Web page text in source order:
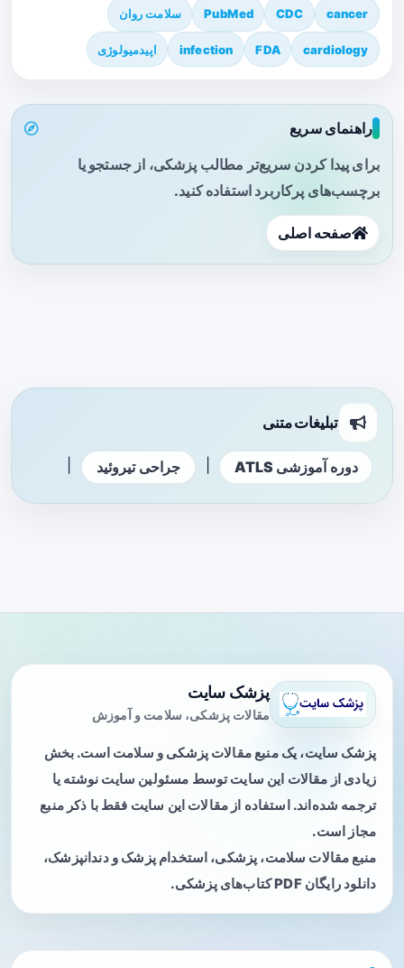
cancer
CDC
PubMed سلامت روان
cardiology
FDA
infection اپیدمیولوژی
راهنمای سریع
برای پیدا کردن سریع‌تر مطالب پزشکی، از جستجو یا
برچسب‌های پرکاربرد استفاده کنید.
صفحه اصلی
تبلیغات متنی
دوره آموزشی ATLS جراحی تیروئید
پزشک سایت
مقالات پزشکی، سلامت و آموزش
پزشک سایت، یک منبع مقالات پزشکی و سلامت است. بخش
زیادی از مقالات این سایت توسط مسئولین سایت نوشته یا
ترجمه شده‌اند. استفاده از مقالات این سایت فقط با ذکر منبع
مجاز است.
منبع مقالات سلامت، پزشکی، استخدام پزشک و دندانپزشک،
دانلود رایگان PDF کتاب‌های پزشکی.